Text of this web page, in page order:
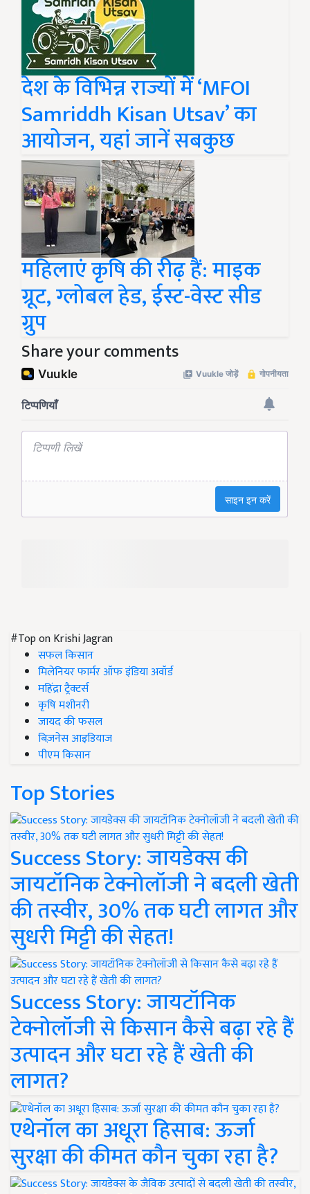
देश के विभिन्न राज्यों में ‘MFOI
Samriddh Kisan Utsav’ का
आयोजन, यहां जानें सबकुछ
महिलाएं कृषि की रीढ़ हैं: माइक
ग्रूट, ग्लोबल हेड, ईस्ट-वेस्ट सीड
ग्रुप
Share your comments
#Top on Krishi Jagran
सफल किसान
मिलेनियर फार्मर ऑफ इंडिया अवॉर्ड
महिंद्रा ट्रैक्टर्स
कृषि मशीनरी
जायद की फसल
बिज़नेस आइडियाज
पीएम किसान
Top Stories
Success Story: जायडेक्स की
जायटॉनिक टेक्नोलॉजी ने बदली खेती
की तस्वीर, 30% तक घटी लागत और
सुधरी मिट्टी की सेहत!
Success Story: जायटॉनिक
टेक्नोलॉजी से किसान कैसे बढ़ा रहे हैं
उत्पादन और घटा रहे हैं खेती की
लागत?
एथेनॉल का अधूरा हिसाब: ऊर्जा
सुरक्षा की कीमत कौन चुका रहा है?